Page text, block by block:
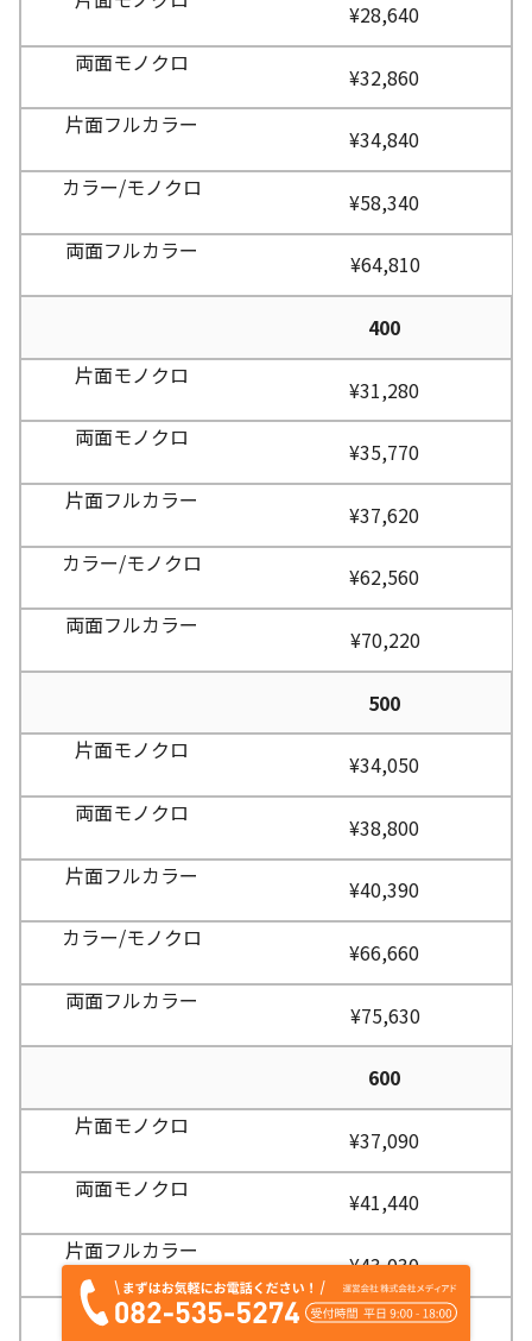
¥28,640
¥32,860
¥34,840
¥58,340
¥64,810
400
¥31,280
¥35,770
¥37,620
¥62,560
¥70,220
500
¥34,050
¥38,800
¥40,390
¥66,660
¥75,630
600
¥37,090
¥41,440
¥43,030
¥71,140